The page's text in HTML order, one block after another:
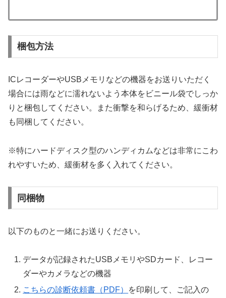
梱包方法
ICレコーダーやUSBメモリなどの機器をお送りいただく
場合には雨などに濡れないよう本体をビニール袋でしっか
りと梱包してください。また衝撃を和らげるため、緩衝材
も同梱してください。
※特にハードディスク型のハンディカムなどは非常にこわ
れやすいため、緩衝材を多く入れてください。
同梱物
以下のものと一緒にお送りください。
データが記録されたUSBメモリやSDカード、レコー
ダーやカメラなどの機器
こちらの診断依頼書（PDF）
を印刷して、ご記入の